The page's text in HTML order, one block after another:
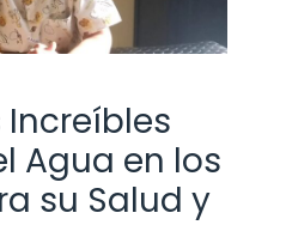
Increíbles
Agua en los
su Salud y